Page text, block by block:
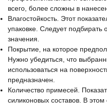
всего, более сложны в
Влагостойкость. Этот
упаковке. Следует подбирать
значения.
Покрытие, на которое
Нужно убедиться, что
использоваться на
предназначен.
Количество примесей.
силиконовых составов. В